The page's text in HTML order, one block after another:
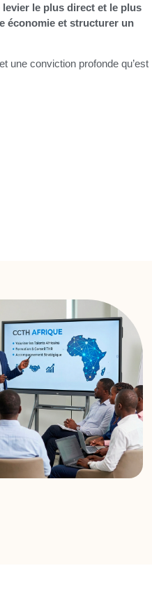
le plus direct et le plus
économie et structurer un
une conviction profonde qu’est